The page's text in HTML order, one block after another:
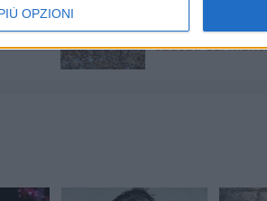
OPZIONI
perde
Agricoltura, al
delle
causati dal